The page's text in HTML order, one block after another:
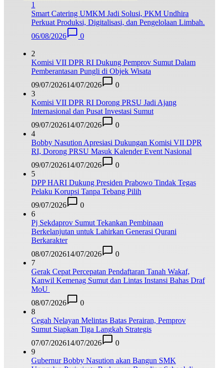
1
Smart Catering UMKM Jadi Solusi, PKM Undhira
Perkuat Produksi, Digitalisasi, dan Pengelolaan Limbah.
06/08/2026
0
2
Komisi VII DPR RI Dukung Pemprov Sumut Dalam
Pemberantasan Pungli di Objek Wisata
09/07/202614/07/2026
0
3
Komisi VII DPR RI Dorong PRSU Jadi Ajang
Internasional dan Pusat Investasi Sumut
09/07/202614/07/2026
0
4
Bobby Nasution Apresiasi Dukungan Komisi VII DPR
RI, Dorong PRSU Masuk Kalender Event Nasional
09/07/202614/07/2026
0
5
DPP HARI Dukung Presiden Prabowo Tindak Tegas
Pelaku Korupsi Tanpa Tebang Pilih
09/07/2026
0
6
Pj Sekdaprov Sumut Tekankan Pembinaan
Berkelanjutan untuk Lahirkan Generasi Qurani
Berkarakter
08/07/202614/07/2026
0
7
Gerak Cepat Percepatan Pendaftaran Tanah Wakaf,
Kanwil Kemenag Sumut dan Lintas Instansi Bahas Draf
MoU
08/07/2026
0
8
Cegah Nelayan Melintas Batas Perairan, Pemprov
Sumut Siapkan Tiga Langkah Strategis
07/07/202614/07/2026
0
9
Gubernur Bobby Nasution akan Bangun SMK